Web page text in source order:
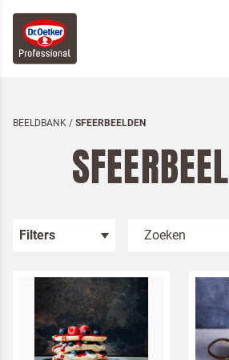
BEELDBANK / SFEERBEELDEN
Filters
Kies je categorie
Sfeerbeelden
Bakken